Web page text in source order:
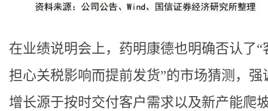
在业绩说明会上，药明康德也明确否认了“
担心关税影响而提前发货”的市场猜测，强
增长源于按时交付客户需求以及新产能爬